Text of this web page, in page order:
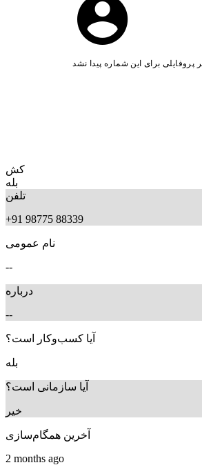
کش
بله
تلفن
+91 98775 88339
نام عمومی
--
درباره
--
آیا کسب‌وکار است؟
بله
آیا سازمانی است؟
خیر
آخرین همگام‌سازی
2 months ago